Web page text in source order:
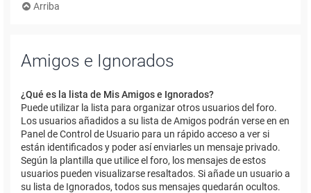
Arriba
Amigos e Ignorados
¿Qué es la lista de Mis Amigos e Ignorados?
Puede utilizar la lista para organizar otros usuarios del foro.
Los usuarios añadidos a su lista de Amigos podrán verse en en
Panel de Control de Usuario para un rápido acceso a ver si
están identificados y poder así enviarles un mensaje privado.
Según la plantilla que utilice el foro, los mensajes de estos
usuarios pueden visualizarse resaltados. Si añade un usuario a
su lista de Ignorados, todos sus mensajes quedarán ocultos.